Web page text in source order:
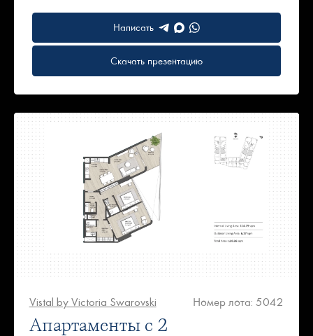
Написать
Скачать презентацию
Vistal by Victoria Swarovski Номер лота: 5042
Апартаменты с 2